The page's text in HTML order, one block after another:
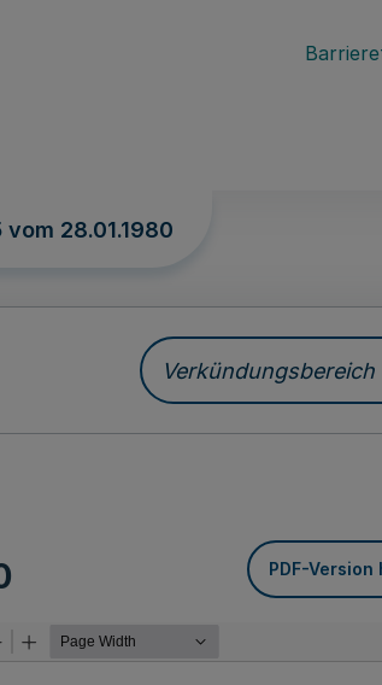
vom 28.01.1980
Verkündungsbereich
PDF-